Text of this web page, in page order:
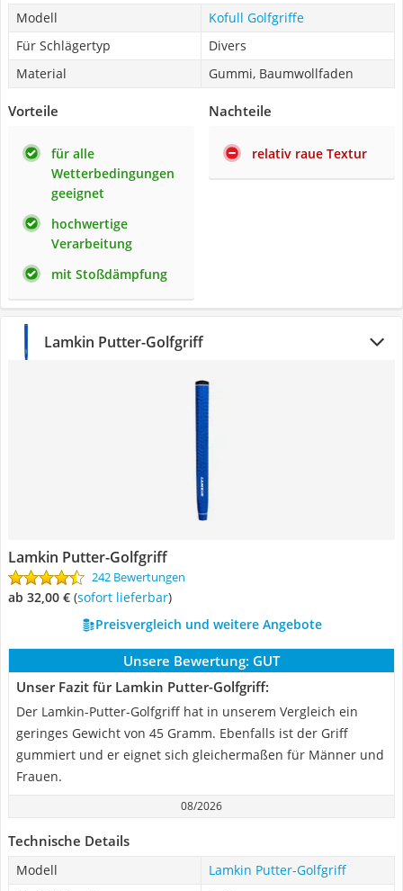
Modell
Kofull Golfgriffe
Für Schlägertyp
Divers
Material
Gummi, Baumwollfaden
Vorteile
für alle
Wetterbedingungen
geeignet
hochwertige
Verarbeitung
mit Stoßdämpfung
Nachteile
relativ raue Textur
Lamkin Putter-Golfgriff
Lamkin Putter-Golfgriff
242 Bewertungen
ab 32,00 € ( Sofort lieferbar)
Preisvergleich und weitere Angebote
Unsere Bewertung: GUT
Unser Fazit für Lamkin Putter-Golfgriff:
Der Lamkin-Putter-Golfgriff hat in unserem Vergleich ein
geringes Gewicht von 45 Gramm. Ebenfalls ist der Griff
gummiert und er eignet sich gleichermaßen für Männer und
Frauen.
08/2026
Technische Details
Modell
Lamkin Putter-Golfgriff